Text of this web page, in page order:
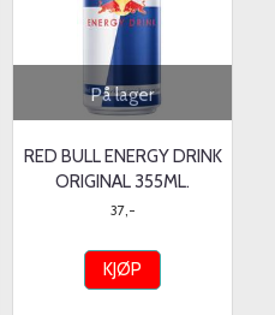
På lager
RED BULL ENERGY DRINK
ORIGINAL 355ML.
37,-
KJØP